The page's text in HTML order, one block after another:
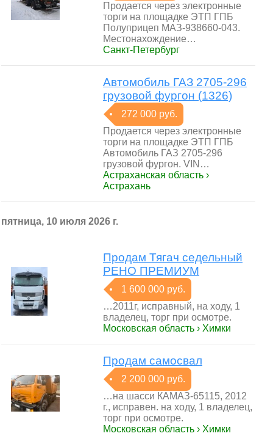
Продается через электронные
торги на площадке ЭТП ГПБ
Полуприцеп МАЗ-938660-043.
Местонахождение…
Санкт-Петербург
Автомобиль ГАЗ 2705-296
грузовой фургон (1326)
272 000 руб.
Продается через электронные
торги на площадке ЭТП ГПБ
Автомобиль ГАЗ 2705-296
грузовой фургон. VIN…
Астраханская область ›
Астрахань
пятница, 10 июля 2026 г.
Продам Тягач седельный
РЕНО ПРЕМИУМ
1 600 000 руб.
…2011г, исправный, на ходу, 1
владелец, торг при осмотре.
Московская область › Химки
Продам самосвал
2 200 000 руб.
…на шасси КАМАЗ-65115, 2012
г., исправен. на ходу, 1 владелец,
торг при осмотре.
Московская область › Химки